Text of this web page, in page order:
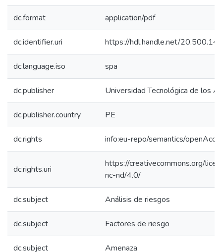
dc.format application/pdf
dc.identifier.uri https://hdl.handle.net/
dc.language.iso spa
dc.publisher Universidad Tecnológica de los
dc.publisher.country PE
dc.rights info:eu-repo/semantics/
dc.rights.uri
https://creativecommons.org/
nc-nd/4.0/
dc.subject Análisis de riesgos
dc.subject Factores de riesgo
dc.subject Amenaza